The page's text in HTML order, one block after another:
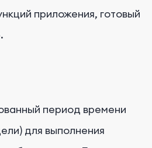
приложения, готовый
период времени
для выполнения